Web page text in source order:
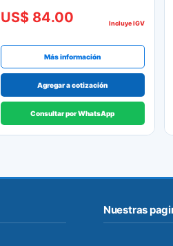
US$ 84.00 Incluye IGV
Más información
Agregar a cotización
Consultar por WhatsApp
Nuestras